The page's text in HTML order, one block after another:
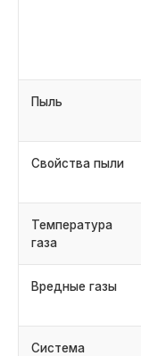
Пыль
Свойства пыли
Температура
газа
Вредные газы
Система